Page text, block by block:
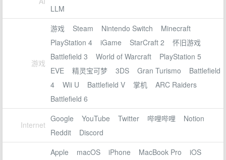
LLM
游戏
游戏 Steam Nintendo Switch
Minecraft
PlayStation 4
iGame StarCraft 2
怀旧游戏
Battlefield 3
World of Warcraft
PlayStation 5
EVE
精灵宝可梦 3DS Gran Turismo
Battlefield
4
Wii U Battlefield V 掌机
ARC Raiders
Battlefield 6
Internet
Google YouTube Twitter 哔哩哔哩
Notion
Reddit
Discord
Apple macOS iPhone MacBook Pro
iOS